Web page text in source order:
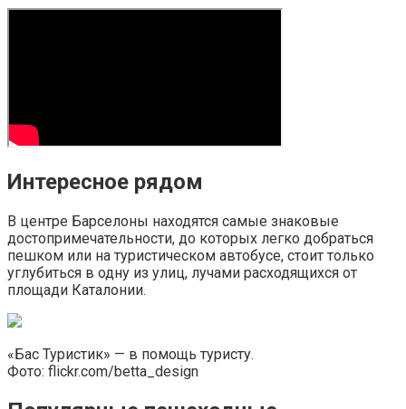
Интересное рядом
В центре Барселоны находятся самые знаковые
достопримечательности, до которых легко добраться
пешком или на туристическом автобусе, стоит только
углубиться в одну из улиц, лучами расходящихся от
площади Каталонии.
«Бас Туристик» — в помощь туристу.
Фото: flickr.com/betta_design